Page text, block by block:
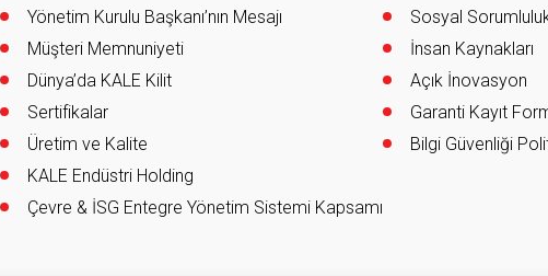
Yönetim Kurulu Başkanı’nın Mesajı
Müşteri Memnuniyeti
Dünya’da KALE Kilit
Sertifikalar
Üretim ve Kalite
KALE Endüstri Holding
Çevre & İSG Entegre Yönetim Sistemi Kapsamı
Sosyal
İnsan Kaynakları
Açık İnovasyon
Garanti Kayıt
Bilgi Güvenliği